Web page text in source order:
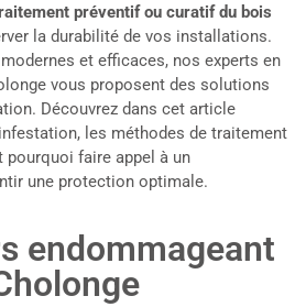
préventif ou curatif du bois
la durabilité de vos installations.
et efficaces, nos experts en
vous proposent des solutions
Découvrez dans cet article
les méthodes de traitement
pourquoi faire appel à un
une protection optimale.
endommageant